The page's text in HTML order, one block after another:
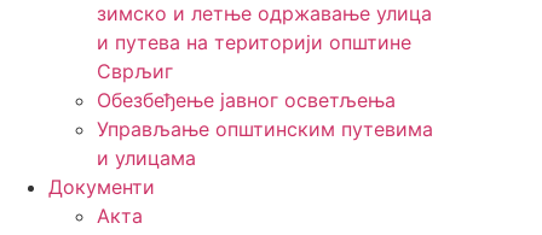
зимско и летње одржавање улица
и путева на територији општине
Сврљиг
Обезбеђење јавног осветљења
Управљање општинским путевима
и улицама
Документи
Акта